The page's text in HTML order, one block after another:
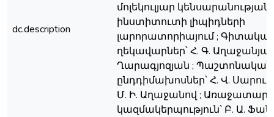
dc.description
մոլեկուլյար կենսարանության
ինստիտուտի լիպիդների
լարորատորիայում ;
ղեկավարներ՝ Հ. Գ.
Ղարագյոզյան ; Պաշտոնական
ընդդիմախոսներ՝ Հ. Վ.
Մ. Ի. Աղաջանով ; Առաջատար
կազմակերպություն՝ Բ. Ա.